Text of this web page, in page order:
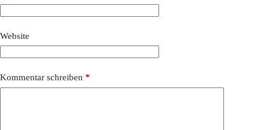
Website
Kommentar schreiben *